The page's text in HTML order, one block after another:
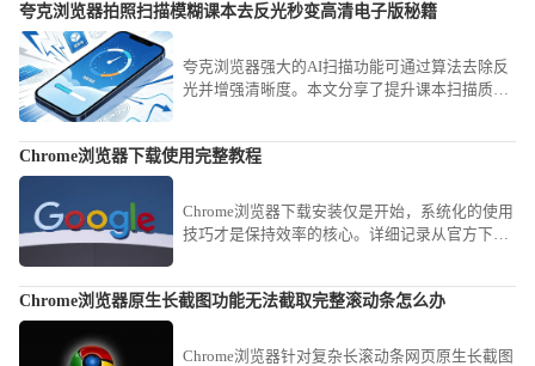
夸克浏览器拍照扫描模糊课本去反光秒变高清电子版秘籍
夸克浏览器强大的AI扫描功能可通过算法去除反
光并增强清晰度。本文分享了提升课本扫描质量
Chrome浏览器下载使用完整教程
Chrome浏览器下载安装仅是开始，系统化的使用
技巧才是保持效率的核心。详细记录从官方下载
在使用过程中能最大限度发挥软件优势，告别页
Chrome浏览器原生长截图功能无法截取完整滚动条怎么办
Chrome浏览器针对复杂长滚动条网页原生长截图